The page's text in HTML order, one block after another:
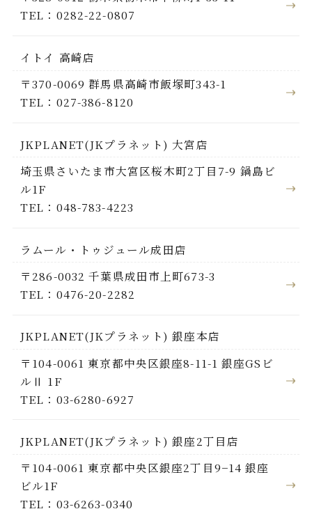
TEL：0282-22-0807
イトイ 高崎店
〒370-0069 群馬県高崎市飯塚町343-1
TEL：027-386-8120
JKPLANET(JKプラネット) 大宮店
埼玉県さいたま市大宮区桜木町2丁目7-9 鍋島ビ
ル1F
TEL：048-783-4223
ラムール・トゥジュール成田店
〒286-0032 千葉県成田市上町673-3
TEL：0476-20-2282
JKPLANET(JKプラネット) 銀座本店
〒104-0061 東京都中央区銀座8-11-1 銀座GSビ
ルⅡ 1F
TEL：03-6280-6927
JKPLANET(JKプラネット) 銀座2丁目店
〒104-0061 東京都中央区銀座2丁目9−14 銀座
ビル1F
TEL：03-6263-0340